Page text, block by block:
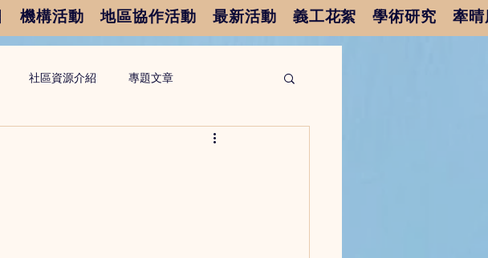
機構活動 地區協作活動 最新活動 義工花絮 學術研究 牽
社區資源介紹 專題文章